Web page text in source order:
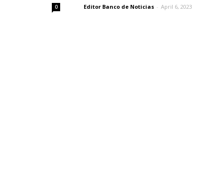
0 Editor Banco de Noticias - April 6, 2023